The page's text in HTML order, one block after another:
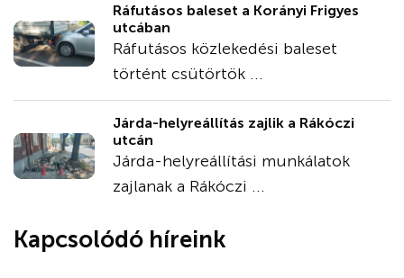
Ráfutásos baleset a Korányi Frigyes
utcában
Ráfutásos közlekedési baleset
történt csütörtök ...
Járda-helyreállítás zajlik a Rákóczi
utcán
Járda-helyreállítási munkálatok
zajlanak a Rákóczi ...
Kapcsolódó híreink